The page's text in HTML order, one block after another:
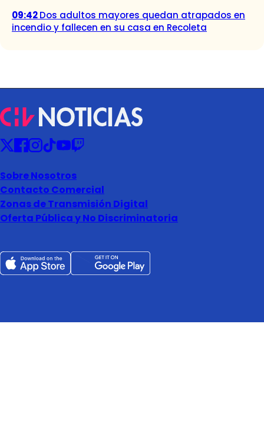
09:42Dos adultos mayores quedan atrapados en
incendio y fallecen en su casa en Recoleta
Sobre Nosotros
Contacto Comercial
Zonas de Transmisión Digital
Oferta Pública y No Discriminatoria